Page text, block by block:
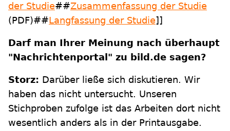
der Studie##Zusammenfassung der Studie
(PDF)##Langfassung der Studie]]
Darf man Ihrer Meinung nach überhaupt
"Nachrichtenportal" zu bild.de sagen?
Storz: Darüber ließe sich diskutieren. Wir
haben das nicht untersucht. Unseren
Stichproben zufolge ist das Arbeiten dort nicht
wesentlich anders als in der Printausgabe.